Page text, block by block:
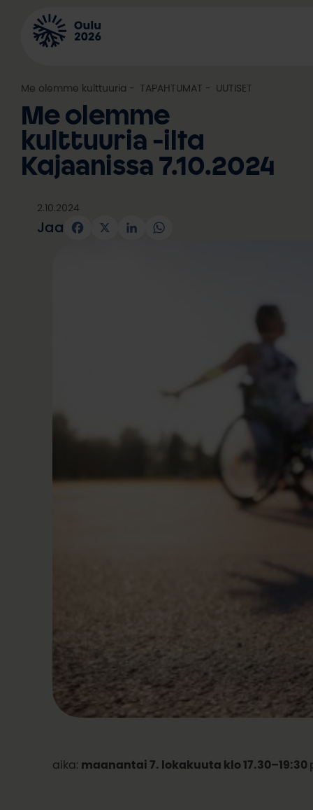
sisältöön
Me olemme kulttuuria TAPAHTUMAT UUTISET
Me olemme
kulttuuria -ilta
Kajaanissa 7.10.2024
2.10.2024
Jaa Facebook
X LinkedInWhatsApp
aika: maanantai 7. lokakuuta klo 17.30–19:30